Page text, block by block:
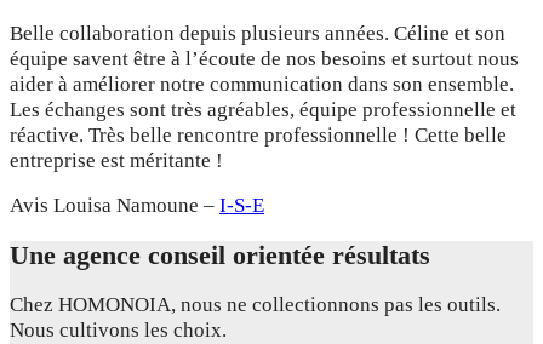
Belle collaboration depuis plusieurs années. Céline et son
équipe savent être à l’écoute de nos besoins et surtout nous
aider à améliorer notre communication dans son ensemble.
Les échanges sont très agréables, équipe professionnelle et
réactive. Très belle rencontre professionnelle ! Cette belle
entreprise est méritante !
Avis Louisa Namoune – I-S-E
Une agence conseil orientée résultats
Chez HOMONOIA, nous ne collectionnons pas les outils.
Nous cultivons les choix.